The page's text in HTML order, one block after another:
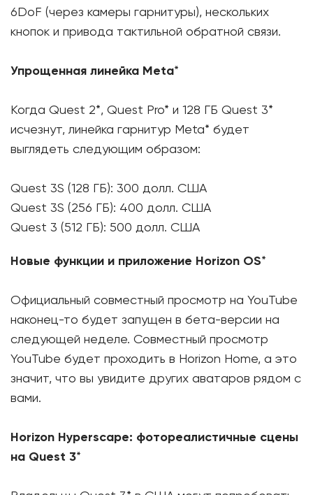
6DoF (через камеры гарнитуры), нескольких
кнопок и привода тактильной обратной связи.
Упрощенная линейка Meta*
Когда Quest 2*, Quest Pro* и 128 ГБ Quest 3*
исчезнут, линейка гарнитур Meta* будет
выглядеть следующим образом:
Quest 3S (128 ГБ): 300 долл. США
Quest 3S (256 ГБ): 400 долл. США
Quest 3 (512 ГБ): 500 долл. США
Новые функции и приложение Horizon OS*
Официальный совместный просмотр на YouTube
наконец-то будет запущен в бета-версии на
следующей неделе. Совместный просмотр
YouTube будет проходить в Horizon Home, а это
значит, что вы увидите других аватаров рядом с
вами.
Horizon Hyperscape: фотореалистичные сцены
на Quest 3*